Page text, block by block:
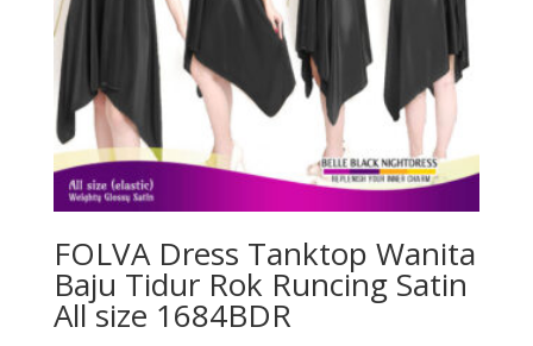
FOLVA Dress Tanktop Wanita
Baju Tidur Rok Runcing Satin
All size 1684BDR